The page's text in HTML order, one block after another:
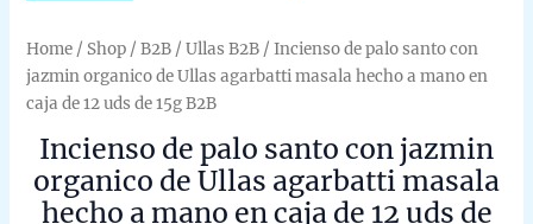
Home / Shop /B2B /Ullas B2B / Incienso de palo santo con
jazmin organico de Ullas agarbatti masala hecho a mano en
caja de 12 uds de 15g B2B
Incienso de palo santo con jazmin
organico de Ullas agarbatti masala
hecho a mano en caja de 12 uds de